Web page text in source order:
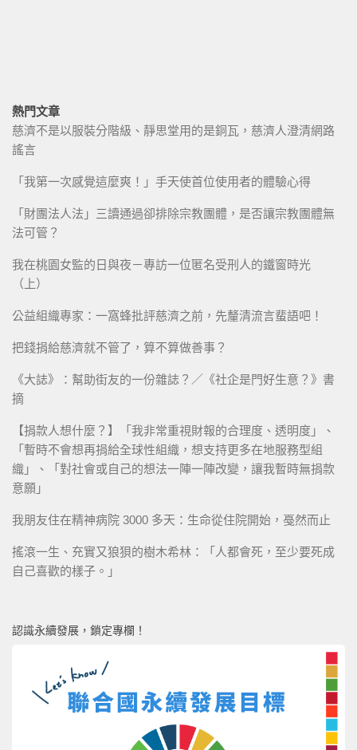
熱門文章
慈濟不是以服裝分階級、靜思堂用的是銅瓦，慈濟人澄清網路
謠言
「我第一次感覺這麼爽！」手天使首位使用者的體驗心得
「財團法人法」三讀通過卻排除宗教團體，是否讓宗教團體無
法可管？
我在桃園女監的日與夜－專訪一位匿名受刑人的鐵窗時光
（上）
公益組織專家：一窩蜂批評慈濟之前，先釐清流言蜚語吧！
把錢捐給慈濟就不管了，算不算做善事？
《大誌》：幫助街友的一份雜誌？／《社企是門好生意？》書
摘
【捐款人想什麼？】「我非常重視財報的合理度、透明度」、
「暫時不會想再捐給全球性組織，想支持更多在地服務型組
織」、「對社會或自己的想法一陣一陣改變，讓我暫時無捐款
意願」
我朋友住在精神病院 3000 多天：生命從住院開始，戞然而止
搖滾一生、充實又狼狽的樹木希林：「人都會死，至少要死成
自己喜歡的樣子。」
認識永續發展，鎖定專欄！